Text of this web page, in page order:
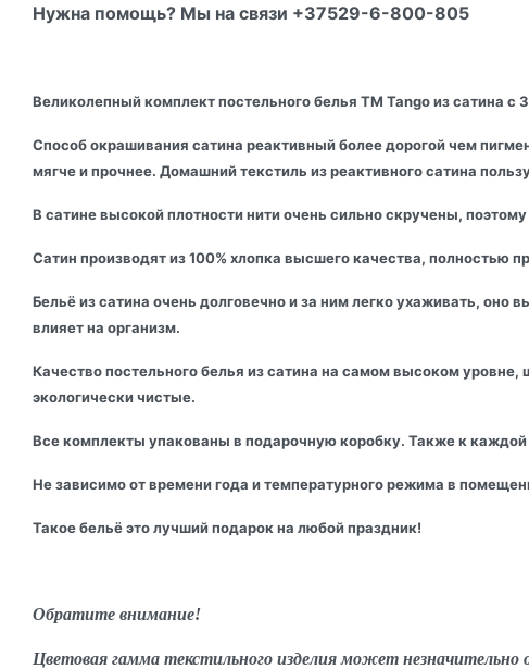
Нужна помощь? Мы на связи +37529-6-800-805
Великолепный комплект постельного белья ТМ Tango из сатина
Способ окрашивания сатина реактивный более дорогой чем
мягче и прочнее. Домашний текстиль из реактивного сатина
В сатине высокой плотности нити очень сильно скручены, поэтому
Сатин производят из 100% хлопка высшего качества, полностью
Бельё из сатина очень долговечно и за ним легко ухаживать,
влияет на организм.
Качество постельного белья из сатина на самом высоком
экологически чистые.
Все комплекты упакованы в подарочную коробку. Также к
Не зависимо от времени года и температурного режима в
Такое бельё это лучший подарок на любой праздник!
Обратите внимание!
Цветовая гамма текстильного изделия может